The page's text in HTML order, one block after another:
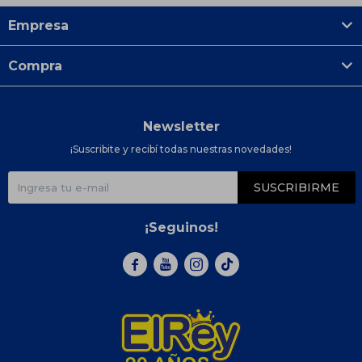
Empresa
Compra
Newsletter
¡Suscribite y recibí todas nuestras novedades!
SUSCRIBIRME
¡Seguinos!
  